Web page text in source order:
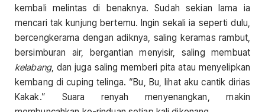
kembali melintas di benaknya. Sudah sekian lama ia
mencari tak kunjung bertemu. Ingin sekali ia seperti dulu,
bercengkerama dengan adiknya, saling keramas rambut,
bersimburan air, bergantian menyisir, saling membuat
kelabang, dan juga saling memberi pita atau menyelipkan
kembang di cuping telinga. “Bu, Bu, lihat aku cantik dirias
Kakak.” Suara renyah menyenangkan, makin